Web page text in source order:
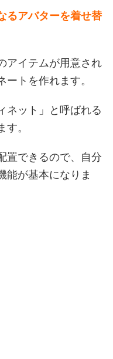
るアバターを着せ替
アイテムが用意され
トを作れます。
ネット」と呼ばれる
。
置できるので、自分
能が基本になりま